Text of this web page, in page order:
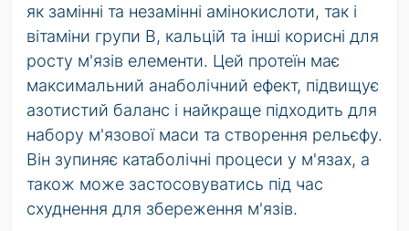
як замінні та незамінні амінокислоти, так і
вітаміни групи В, кальцій та інші корисні для
росту м'язів елементи. Цей протеїн має
максимальний анаболічний ефект, підвищує
азотистий баланс і найкраще підходить для
набору м'язової маси та створення рельєфу.
Він зупиняє катаболічні процеси у м'язах, а
також може застосовуватись під час
схуднення для збереження м'язів.